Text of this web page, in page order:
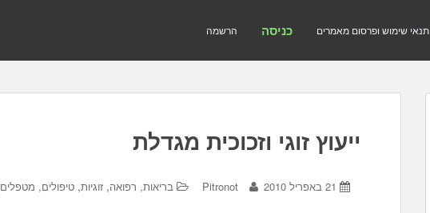
הרשמה כניסה תנאי שימוש ופרסום מאמרים
ייעוץ זוגי וזכוכית מגדלת
21 באפריל 2010 Pitronot בריאות, רפואה, זוגיות, טיפולים, מטפלים